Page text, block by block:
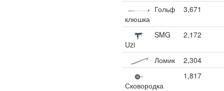
Гольф
клюшка
3,671
SMG
Uzi
2,172
Ломик 2,304
Сковородка
1,817